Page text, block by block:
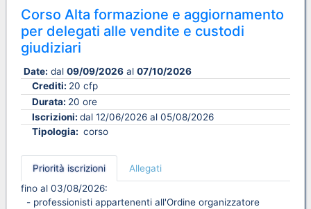
Corso Alta formazione e aggiornamento
per delegati alle vendite e custodi
giudiziari
Date: dal 09/09/2026 al 07/10/2026
Crediti: 20 cfp
Durata: 20 ore
Iscrizioni: dal 12/06/2026 al 05/08/2026
Tipologia: corso
Priorità iscrizioni
Allegati
fino al 03/08/2026:
- professionisti appartenenti all'Ordine organizzatore